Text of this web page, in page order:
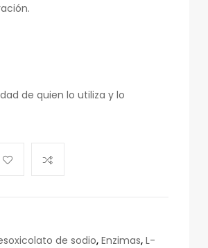
de quien lo utiliza y lo
de sodio, Enzimas, L-